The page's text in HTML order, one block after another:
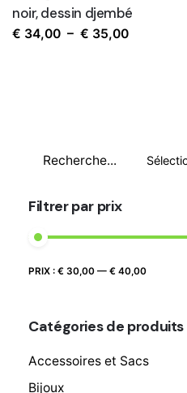
Recherche
Filtrer par prix
Prix
Prix
PRIX : € 30,00 — € 40,00
Catégories de produits
Accessoires et Sacs
Bijoux
noir, dessin djembé
€ 34,00 – € 35,00Plage